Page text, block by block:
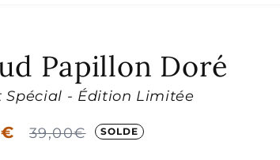
Papillon Doré
Spécial - Édition Limitée
Prix
39,00€ SOLDE